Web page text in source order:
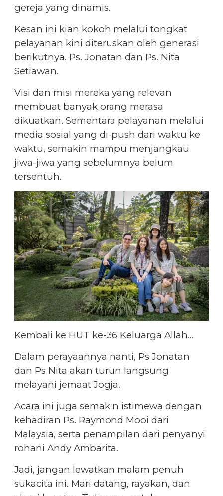
gereja yang dinamis.
Kesan ini kian kokoh melalui tongkat
pelayanan kini diteruskan oleh generasi
berikutnya. Ps. Jonatan dan Ps. Nita
Setiawan.
Visi dan misi mereka yang relevan
membuat banyak orang merasa
dikuatkan. Sementara pelayanan melalui
media sosial yang di-push dari waktu ke
waktu, semakin mampu menjangkau
jiwa-jiwa yang sebelumnya belum
tersentuh.
Kembali ke HUT ke-36 Keluarga Allah…
Dalam perayaannya nanti, Ps Jonatan
dan Ps Nita akan turun langsung
melayani jemaat Jogja.
Acara ini juga semakin istimewa dengan
kehadiran Ps. Raymond Mooi dari
Malaysia, serta penampilan dari penyanyi
rohani Andy Ambarita.
Jadi, jangan lewatkan malam penuh
sukacita ini. Mari datang, rayakan, dan